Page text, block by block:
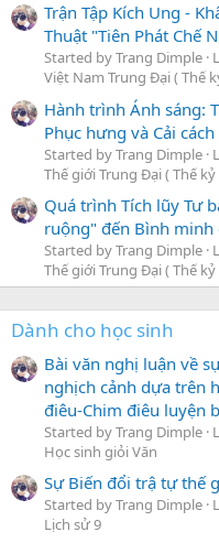
Trận Tập Kích Ung -
Thuật "Tiên Phát Chế
Started by Trang Dimple
Việt Nam Trung Đại ( Thế
Hành trình Ánh sáng:
Phục hưng và Cải
Started by Trang Dimple
Thế giới Trung Đại ( Thế kỷ
Quá trình Tích lũy Tư
ruộng" đến Bình minh
Started by Trang Dimple
Thế giới Trung Đại ( Thế kỷ
Dành cho học sinh
Bài văn nghị luận về
nghịch cảnh dựa trên
điêu-Chim điêu luyện
Started by Trang Dimple
Học sinh giỏi Văn
Sự Biến đổi trậ tự thế
Started by Trang Dimple
Lịch sử 9